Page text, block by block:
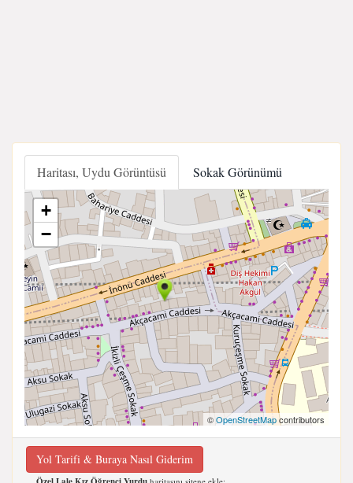
Haritası, Uydu Görüntüsü Sokak Görünümü
+
−
©OpenStreetMapcontributors
Yol Tarifi & Buraya Nasıl Giderim